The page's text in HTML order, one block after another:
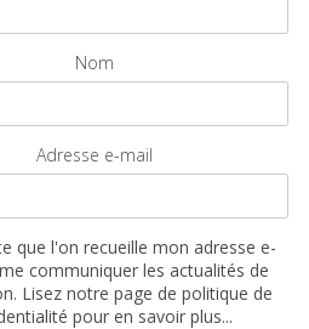
Nom
Adresse e-mail
que l'on recueille mon adresse e-
communiquer les actualités de
Lisez notre page de politique de
pour en savoir plus...